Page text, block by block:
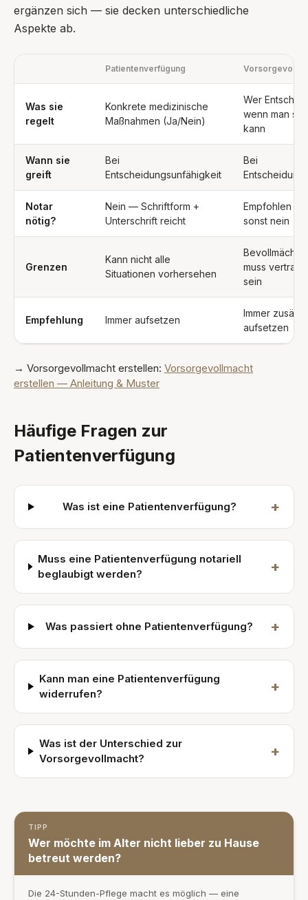
ergänzen sich — sie decken unterschiedliche
Aspekte ab.
Patientenverfügung
Was sie
regelt
Konkrete medizinische
Maßnahmen (Ja/Nein)
Wer
wenn man
kann
Wann sie
greift
Bei
Entscheidungsunfähigkeit
Bei
Notar
nötig?
Nein — Schriftform +
Unterschrift reicht
Empfohlen
sonst nein
Grenzen
Kann nicht alle
Situationen vorhersehen
muss
sein
Empfehlung Immer aufsetzen
Immer
aufsetzen
→ Vorsorgevollmacht erstellen: Vorsorgevollmacht
erstellen — Anleitung & Muster
Häufige Fragen zur
Patientenverfügung
Was ist eine Patientenverfügung? +
Muss eine Patientenverfügung notariell
beglaubigt werden?
+
Was passiert ohne Patientenverfügung? +
Kann man eine Patientenverfügung
widerrufen?
+
Was ist der Unterschied zur
Vorsorgevollmacht?
+
TIPP
Wer möchte im Alter nicht lieber zu Hause
betreut werden?
Die 24-Stunden-Pflege macht es möglich — eine